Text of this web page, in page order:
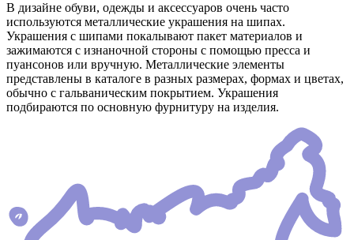
В дизайне обуви, одежды и аксессуаров очень часто
используются металлические украшения на шипах.
Украшения с шипами покалывают пакет материалов и
зажимаются с изнаночной стороны с помощью пресса и
пуансонов или вручную. Металлические элементы
представлены в каталоге в разных размерах, формах и цветах,
обычно с гальваническим покрытием. Украшения
подбираются по основную фурнитуру на изделия.